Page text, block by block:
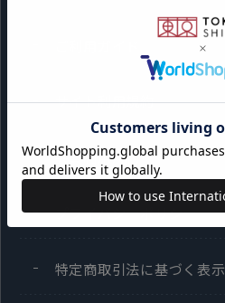
サイト利用規約
会員利用規約
プライバシーポリシー
特定商取引法に基づく表示